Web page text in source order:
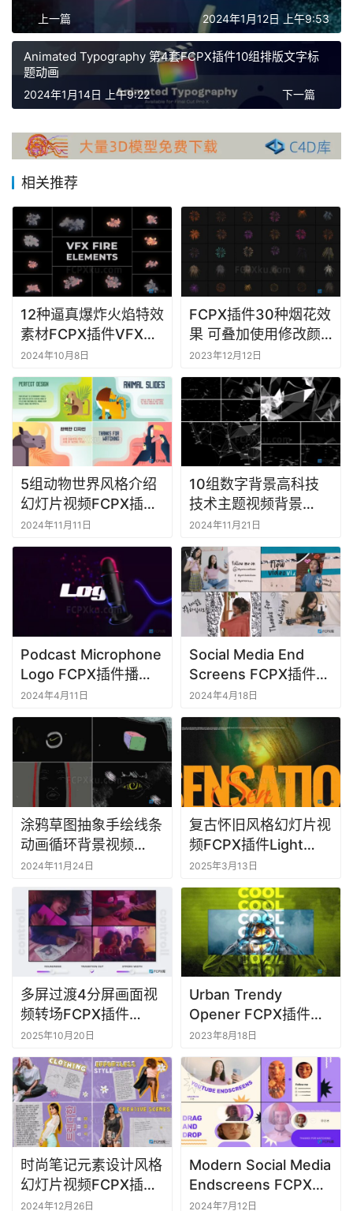
F
C
件
F
X
插
件
库
工
具
F
C
P
X
软
上一篇 2024年1月12日 上午9:53
Animated Typography 第4套FCPX插件10组排版文字标
题动画
下一篇
2024年1月14日 上午9:22
相关推荐
12种逼真爆炸火焰特效
素材FCPX插件VFX
Fire Elements
2024年10月8日
FCPX插件30种烟花效
果 可叠加使用修改颜
色
2023年12月12日
5组动物世界风格介绍
幻灯片视频FCPX插件
Animal Slides
2024年11月11日
10组数字背景高科技
技术主题视频背景
FCPX插件Grid
Overlays
2024年11月21日
Podcast Microphone
Logo FCPX插件播客
麦克风录音工作室视频
片头
2024年4月11日
Social Media End
Screens FCPX插件社
交媒体视频片尾介绍
2024年4月18日
涂鸦草图抽象手绘线条
动画循环背景视频
FCPX插件Abstract
Backgrounds
2024年11月24日
复古怀旧风格幻灯片视
频FCPX插件Light
Nostalgia Slides
2025年3月13日
多屏过渡4分屏画面视
频转场FCPX插件
Multiscreen
Transitions V4
2025年10月20日
Urban Trendy
Opener FCPX插件都
市时尚开场视频片头剪
辑
2023年8月18日
时尚笔记元素设计风格
幻灯片视频FCPX插件
Stylish Notes Slides
2024年12月26日
Modern Social Media
Endscreens FCPX插
件视频片尾画中画介绍
2024年7月12日